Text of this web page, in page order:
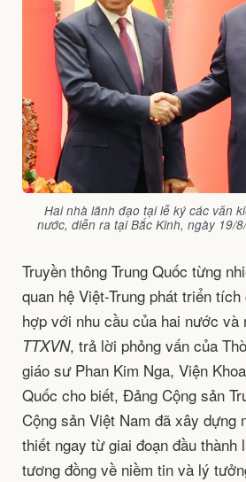
Hai nhà lãnh đạo tại lễ ký các văn
nước, diễn ra tại Bắc Kinh, ngày 19/
Truyền thông Trung Quốc từng
quan hệ Việt-Trung phát triển
hợp với nhu cầu của hai nước và
TTXVN, trả lời phỏng vấn của
giáo sư Phan Kim Nga, Viện
Quốc cho biết, Đảng Cộng sản
Cộng sản Việt Nam đã xây dựng
thiết ngay từ giai đoạn đầu
tương đồng về niềm tin và lý